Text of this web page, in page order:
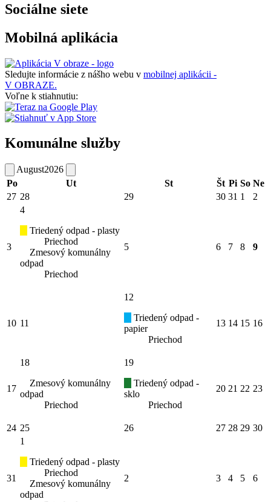
Sociálne siete
Mobilná aplikácia
Sledujte informácie z nášho webu v mobilnej aplikácii -
V OBRAZE.
Voľne k stiahnutiu:
Komunálne služby
August2026
Po
Ut St Št Pi So Ne
27 28 29 30 31 1 2
3
4
Triedený odpad - plasty
Priechod
Zmesový komunálny
odpad
Priechod
5 6 7 8 9
10 11
12
Triedený odpad -
papier
Priechod
13 14 15 16
17
18
Zmesový komunálny
odpad
Priechod
19
Triedený odpad -
sklo
Priechod
20 21 22 23
24 25 26 27 28 29 30
31
1
Triedený odpad - plasty
Priechod
Zmesový komunálny
odpad
2 3 4 5 6